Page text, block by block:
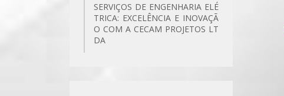
SERVIÇOS DE ENGENHARIA ELÉ
TRICA: EXCELÊNCIA E INOVAÇÃ
O COM A CECAM PROJETOS LT
DA